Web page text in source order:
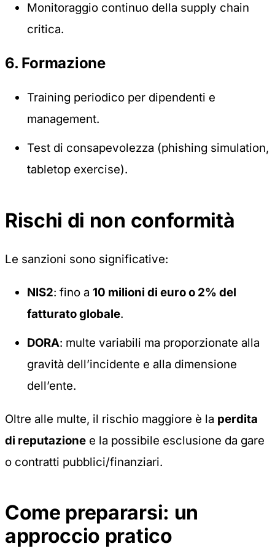
Monitoraggio continuo della supply chain
critica.
6. Formazione
Training periodico per dipendenti e
management.
Test di consapevolezza (phishing simulation,
tabletop exercise).
Rischi di non conformità
Le sanzioni sono significative:
NIS2: fino a10 milioni di euro o 2% del
fatturato globale.
DORA: multe variabili ma proporzionate alla
gravità dell’incidente e alla dimensione
dell’ente.
Oltre alle multe, il rischio maggiore è la perdita
di reputazione e la possibile esclusione da gare
o contratti pubblici/finanziari.
Come prepararsi: un
approccio pratico